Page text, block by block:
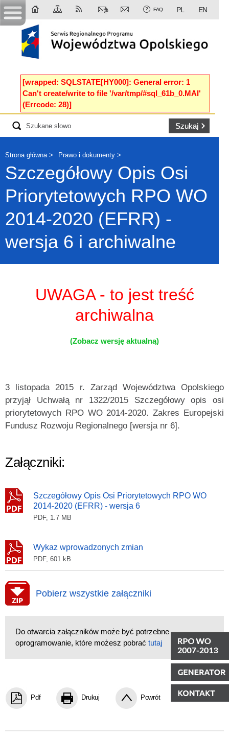
FAQ PL EN
[wrapped: SQLSTATE[HY000]: General error: 1
Can't create/write to file '/var/tmp/#sql_61b_0.MAI'
(Errcode: 28)]
Strona główna Prawo i dokumenty
Szczegółowy Opis Osi
Priorytetowych RPO WO
2014-2020 (EFRR) -
wersja 6 i archiwalne
UWAGA - to jest treść
archiwalna
(Zobacz wersję aktualną)
3 listopada 2015 r. Zarząd Województwa Opolskiego
przyjął Uchwałą nr 1322/2015 Szczegółowy opis osi
priorytetowych RPO WO 2014-2020. Zakres Europejski
Fundusz Rozwoju Regionalnego [wersja nr 6].
Załączniki:
Szczegółowy Opis Osi Priorytetowych RPO WO
2014-2020 (EFRR) - wersja 6
PDF, 1.7 MB
Wykaz wprowadzonych zmian
PDF, 601 kB
Pobierz wszystkie załączniki
Do otwarcia załączników może być potrzebne
oprogramowanie, które możesz pobrać tutaj
Pdf Drukuj Powrót